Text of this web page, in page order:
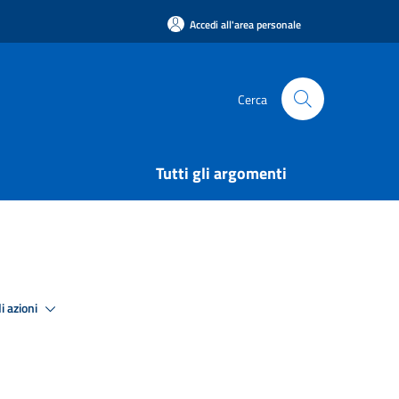
Accedi all'area personale
Cerca
Tutti gli argomenti
azioni